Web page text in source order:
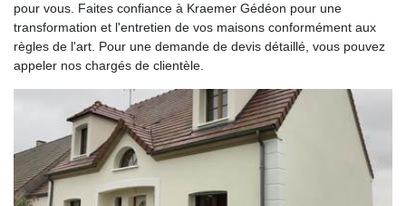
pour vous. Faites confiance à Kraemer Gédéon pour une
transformation et l'entretien de vos maisons conformément aux
règles de l'art. Pour une demande de devis détaillé, vous pouvez
appeler nos chargés de clientèle.